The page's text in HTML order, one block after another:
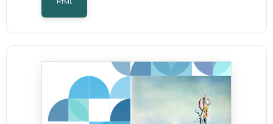
HTML